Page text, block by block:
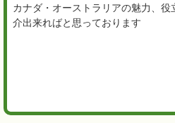
カナダ・オーストラリアの魅力、
介出来ればと思っております